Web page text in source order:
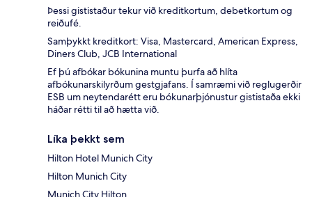
Þessi gististaður tekur við kreditkortum, debetkortum og
reiðufé.
Samþykkt kreditkort: Visa, Mastercard, American Express,
Diners Club, JCB International
Ef þú afbókar bókunina muntu þurfa að hlíta
afbókunarskilyrðum gestgjafans. Í samræmi við reglugerðir
ESB um neytendarétt eru bókunarþjónustur gististaða ekki
háðar rétti til að hætta við.
Líka þekkt sem
Hilton Hotel Munich City
Hilton Munich City
Munich City Hilton